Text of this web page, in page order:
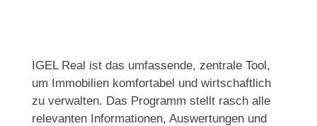
IGEL Real ist das umfassende, zentrale Tool,
um Immobilien komfortabel und wirtschaftlich
zu verwalten. Das Programm stellt rasch alle
relevanten Informationen, Auswertungen und